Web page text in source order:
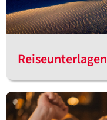
Reiseunterlagen